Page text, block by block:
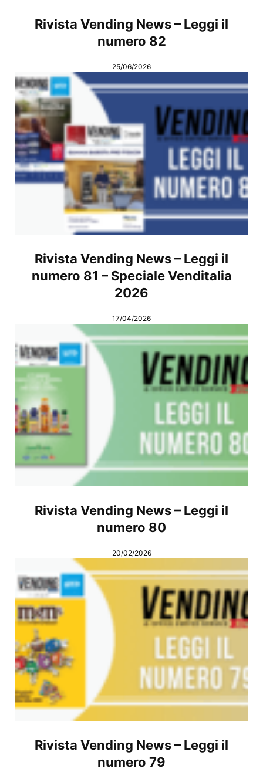
Rivista Vending News – Leggi il
numero 82
25/06/2026
Rivista Vending News – Leggi il
numero 81 – Speciale Venditalia
2026
17/04/2026
Rivista Vending News – Leggi il
numero 80
20/02/2026
Rivista Vending News – Leggi il
numero 79